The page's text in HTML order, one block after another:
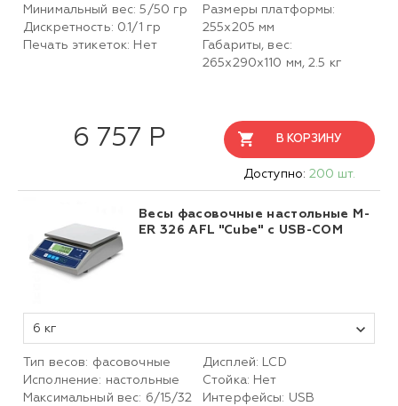
Минимальный вес: 5/50 гр
Дискретность: 0.1/1 гр
Печать этикеток: Нет
Размеры платформы:
255х205 мм
Габариты, вес:
265х290х110 мм, 2.5 кг
6 757 Р В КОРЗИНУ
Доступно: 200 шт.
Весы фасовочные настольные M-
ER 326 AFL "Cube" c USB-COM
6 кг
Тип весов: фасовочные
Исполнение: настольные
Максимальный вес: 6/15/32
Дисплей: LCD
Стойка: Нет
Интерфейсы: USB